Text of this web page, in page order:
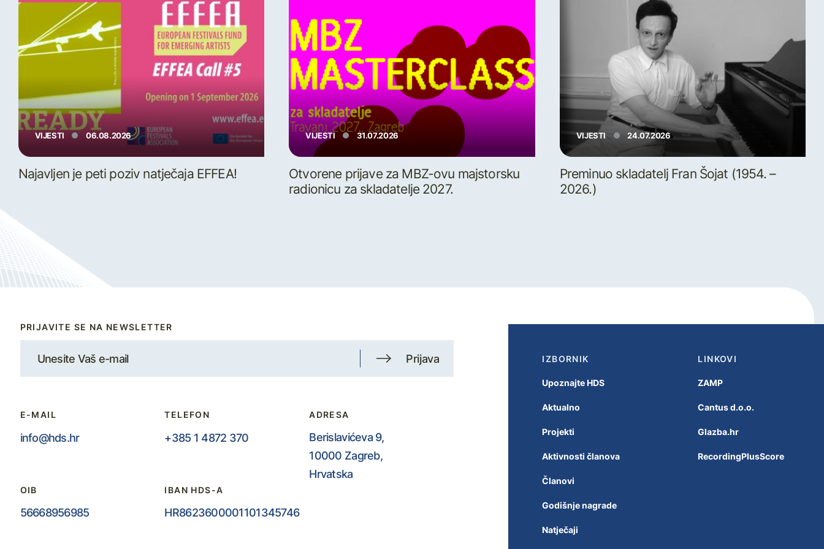
VIJESTI 06.08.2026
Najavljen je peti poziv natječaja EFFEA!
VIJESTI 31.07.2026
Otvorene prijave za MBZ-ovu majstorsku
radionicu za skladatelje 2027.
VIJESTI 24.07.2026
Preminuo skladatelj Fran Šojat (1954. –
2026.)
PRIJAVITE SE NA NEWSLETTER
Prijava
E-MAIL
info@hds.hr
TELEFON
+385 1 4872 370
ADRESA
Berislavićeva 9,
10000 Zagreb,
Hrvatska
OIB
56668956985
IBAN HDS-A
HR8623600001101345746
IZBORNIK
Upoznajte HDS
Aktualno
Projekti
Aktivnosti članova
Članovi
Godišnje nagrade
Natječaji
LINKOVI
ZAMP
Cantus d.o.o.
Glazba.hr
RecordingPlusScore